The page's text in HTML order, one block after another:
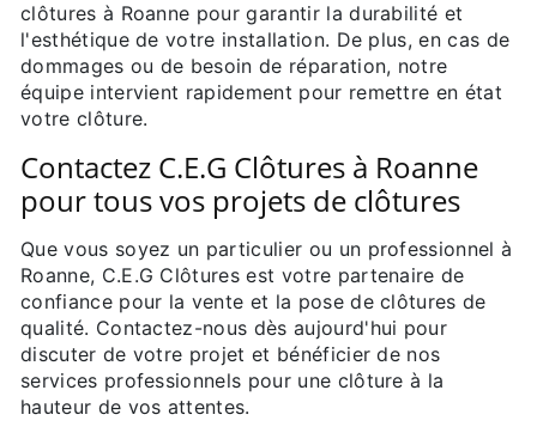
clôtures à Roanne pour garantir la durabilité et
l'esthétique de votre installation. De plus, en cas de
dommages ou de besoin de réparation, notre
équipe intervient rapidement pour remettre en état
votre clôture.
Contactez C.E.G Clôtures à Roanne
pour tous vos projets de clôtures
Que vous soyez un particulier ou un professionnel à
Roanne, C.E.G Clôtures est votre partenaire de
confiance pour la vente et la pose de clôtures de
qualité. Contactez-nous dès aujourd'hui pour
discuter de votre projet et bénéficier de nos
services professionnels pour une clôture à la
hauteur de vos attentes.